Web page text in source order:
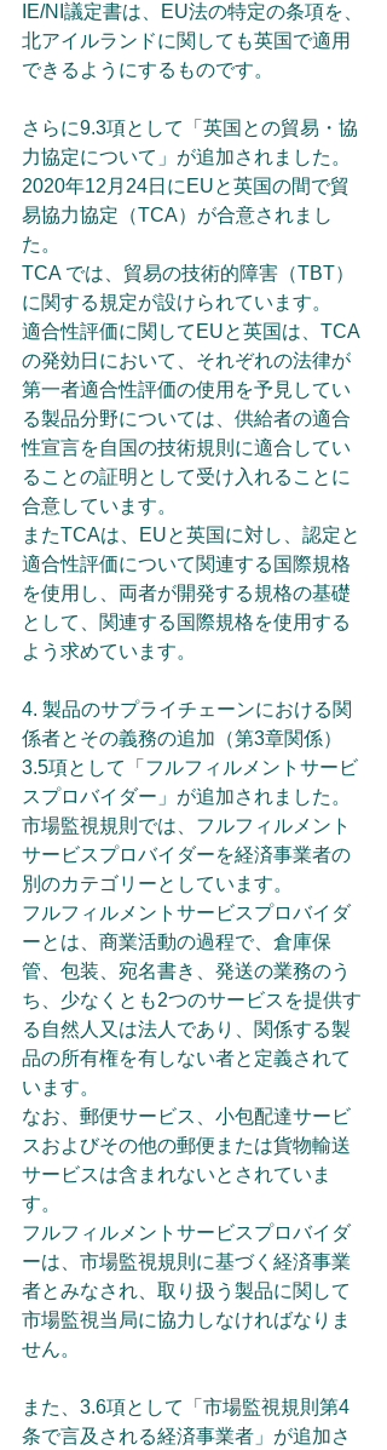
IE/NI議定書は、EU法の特定の条項を、
北アイルランドに関しても英国で適用
できるようにするものです。
さらに9.3項として「英国との貿易・協
力協定について」が追加されました。
2020年12月24日にEUと英国の間で貿
易協力協定（TCA）が合意されまし
た。
TCA では、貿易の技術的障害（TBT）
に関する規定が設けられています。
適合性評価に関してEUと英国は、TCA
の発効日において、それぞれの法律が
第一者適合性評価の使用を予見してい
る製品分野については、供給者の適合
性宣言を自国の技術規則に適合してい
ることの証明として受け入れることに
合意しています。
またTCAは、EUと英国に対し、認定と
適合性評価について関連する国際規格
を使用し、両者が開発する規格の基礎
として、関連する国際規格を使用する
よう求めています。
4. 製品のサプライチェーンにおける関
係者とその義務の追加（第3章関係）
3.5項として「フルフィルメントサービ
スプロバイダー」が追加されました。
市場監視規則では、フルフィルメント
サービスプロバイダーを経済事業者の
別のカテゴリーとしています。
フルフィルメントサービスプロバイダ
ーとは、商業活動の過程で、倉庫保
管、包装、宛名書き、発送の業務のう
ち、少なくとも2つのサービスを提供す
る自然人又は法人であり、関係する製
品の所有権を有しない者と定義されて
います。
なお、郵便サービス、小包配達サービ
スおよびその他の郵便または貨物輸送
サービスは含まれないとされていま
す。
フルフィルメントサービスプロバイダ
ーは、市場監視規則に基づく経済事業
者とみなされ、取り扱う製品に関して
市場監視当局に協力しなければなりま
せん。
また、3.6項として「市場監視規則第4
条で言及される経済事業者」が追加さ